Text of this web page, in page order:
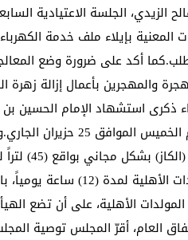
الزيدي، الجلسة الاعتيادية
المعنية بإيلاء ملف خدمة
أكد على ضرورة وضع
والمهجرين بأعمال إزالة زهرة
ذكرى استشهاد الإمام
والمؤسسات
وكذلك تجهيز
المولدات الأهلية، على أن تضع
العام، أقرّ المجلس توصية